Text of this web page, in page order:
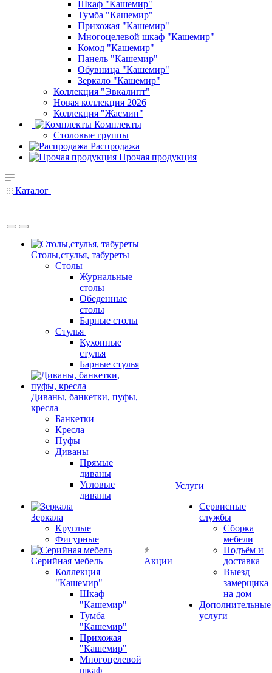
Шкаф "Кашемир"
Тумба "Кашемир"
Прихожая "Кашемир"
Многоцелевой шкаф "Кашемир"
Комод "Кашемир"
Панель "Кашемир"
Обувница "Кашемир"
Зеркало "Кашемир"
Коллекция "Эвкалипт"
Новая коллекция 2026
Коллекция "Жасмин"
Комплекты
Столовые группы
Распродажа
Прочая продукция
Каталог
Столы,стулья, табуреты
Столы
Журнальные
столы
Обеденные
столы
Барные столы
Стулья
Кухонные
стулья
Барные стулья
Диваны, банкетки, пуфы,
кресла
Банкетки
Кресла
Пуфы
Диваны
Прямые
диваны
Угловые
диваны
Зеркала
Круглые
Фигурные
Серийная мебель
Коллекция
"Кашемир"
Шкаф
"Кашемир"
Тумба
"Кашемир"
Прихожая
"Кашемир"
Многоцелевой
шкаф
Акции
Услуги
Сервисные
службы
Сборка
мебели
Подъём и
доставка
Выезд
замерщика
на дом
Дополнительные
услуги